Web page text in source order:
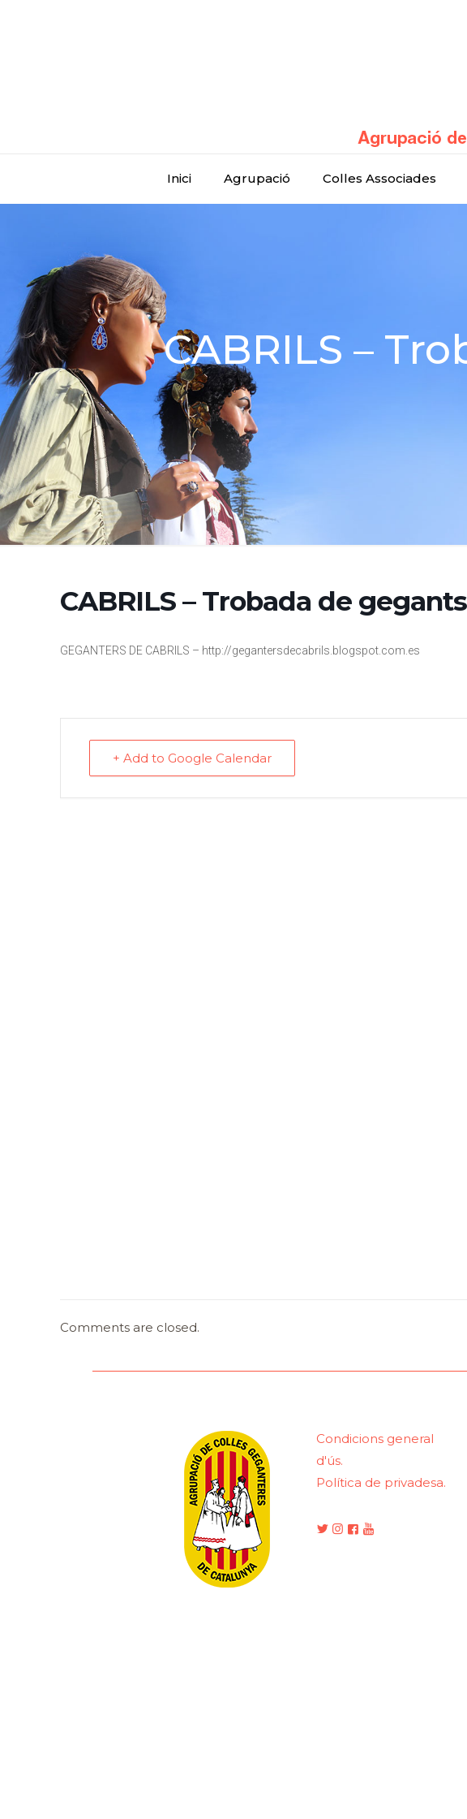
Inici Agrupació Colles Associades
CABRILS –
CABRILS – Trobada de
GEGANTERS DE CABRILS – http://gegantersdecabrils.blogspot.com.es
+ Add to Google Calendar
Comments are closed.
Condicions general
d'ús.
Política de privadesa.